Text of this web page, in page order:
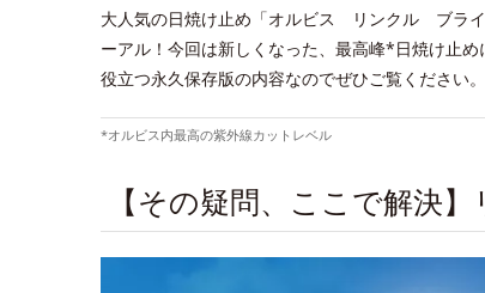
大人気の日焼け止め「オルビス リンクル ブラ
ーアル！今回は新しくなった、最高峰*日焼け止
役立つ永久保存版の内容なのでぜひご覧ください。
*オルビス内最高の紫外線カットレベル
【その疑問、ここで解決